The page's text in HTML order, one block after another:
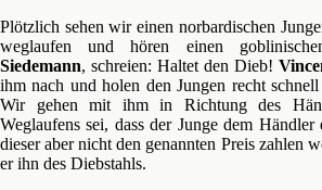
Plötzlich sehen wir einen norbardischen
weglaufen und hören einen
Siedemann, schreien: Haltet den Dieb!
ihm nach und holen den Jungen recht
Wir gehen mit ihm in Richtung des
Weglaufens sei, dass der Junge dem
dieser aber nicht den genannten Preis zahlen
er ihn des Diebstahls.